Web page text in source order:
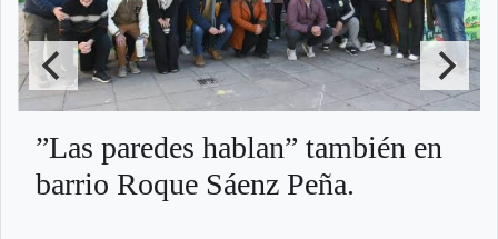
”Las paredes hablan” también en
barrio Roque Sáenz Peña.